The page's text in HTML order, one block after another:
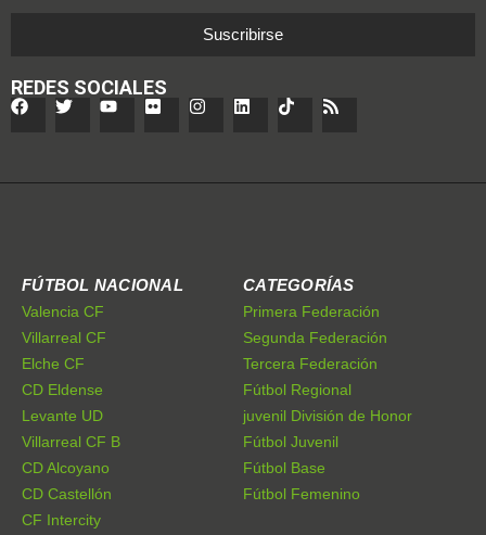
Suscribirse
REDES SOCIALES
FÚTBOL NACIONAL
Valencia CF
Villarreal CF
Elche CF
CD Eldense
Levante UD
Villarreal CF B
CD Alcoyano
CD Castellón
CF Intercity
CATEGORÍAS
Primera Federación
Segunda Federación
Tercera Federación
Fútbol Regional
juvenil División de Honor
Fútbol Juvenil
Fútbol Base
Fútbol Femenino